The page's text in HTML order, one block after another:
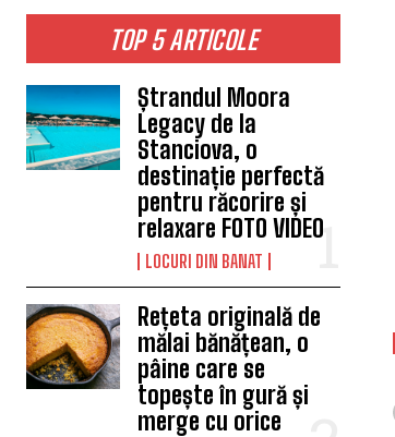
TOP 5 ARTICOLE
Ștrandul Moora
Legacy de la
Stanciova, o
destinație perfectă
pentru răcorire și
relaxare FOTO VIDEO
LOCURI DIN BANAT
Rețeta originală de
mălai bănățean, o
pâine care se
topește în gură și
merge cu orice